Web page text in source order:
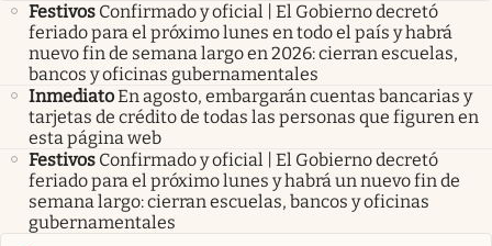
Festivos Confirmado y oficial | El Gobierno decretó
feriado para el próximo lunes en todo el país y habrá
nuevo fin de semana largo en 2026: cierran escuelas,
bancos y oficinas gubernamentales
InmediatoEn agosto, embargarán cuentas bancarias y
tarjetas de crédito de todas las personas que figuren en
esta página web
Festivos Confirmado y oficial | El Gobierno decretó
feriado para el próximo lunes y habrá un nuevo fin de
semana largo: cierran escuelas, bancos y oficinas
gubernamentales